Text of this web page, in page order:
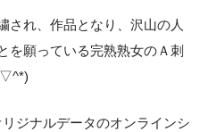
され、作品となり、沢山の人
を願っている完熟熟女のＡ刺
ジナルデータのオンラインシ